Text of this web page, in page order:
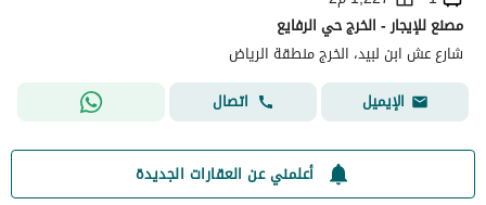
مصنع للإيجار - الخرج حي الرفايع
شارع عش ابن لبيد، الخرج منطقة الرياض
الإيميل
اتصال
أعلمني عن العقارات الجديدة